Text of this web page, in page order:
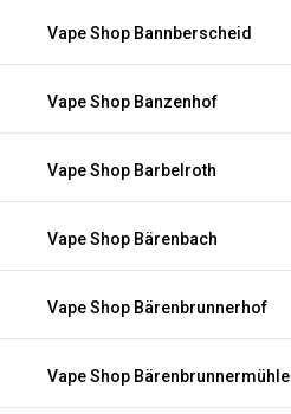
Vape Shop Bannberscheid
Vape Shop Banzenhof
Vape Shop Barbelroth
Vape Shop Bärenbach
Vape Shop Bärenbrunnerhof
Vape Shop Bärenbrunnermühle